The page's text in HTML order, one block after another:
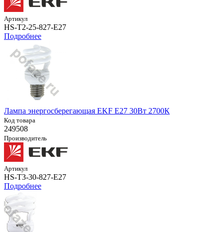
Артикул
HS-T2-25-827-E27
Подробнее
Лампа энергосберегающая EKF E27 30Вт 2700К
Код товара
249508
Производитель
Артикул
HS-T3-30-827-E27
Подробнее